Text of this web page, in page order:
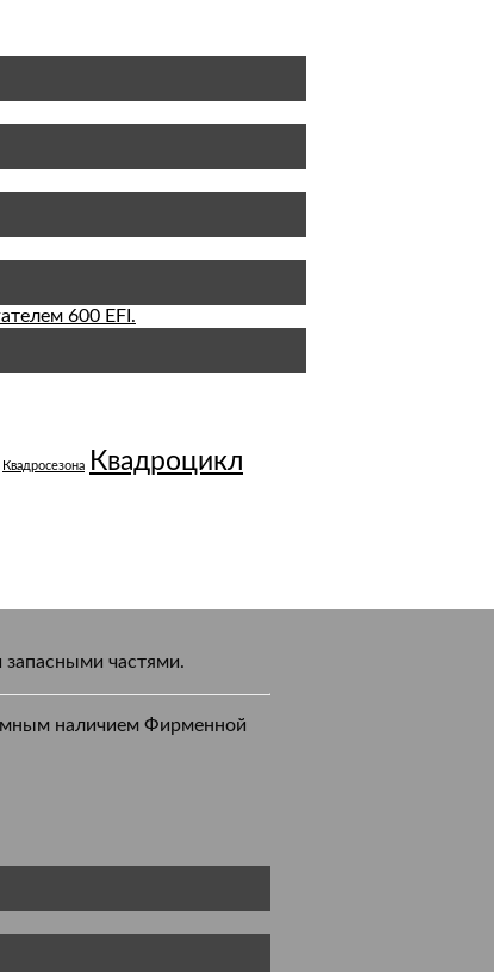
600 EFI.
Квадросезона Квадроцикл
запасными частями.
наличием Фирменной